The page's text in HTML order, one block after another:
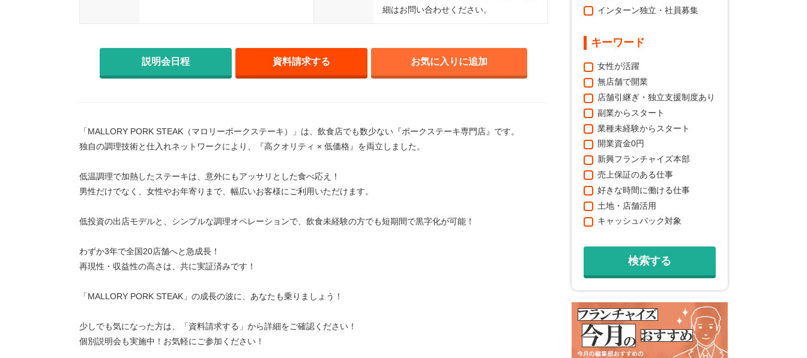
細はお問い合わせください。
説明会日程 資料請求する お気に入りに追加
「MALLORY PORK STEAK（マロリーポークステーキ）」は、飲食店でも数少ない『ポークステーキ専門店』です。
独自の調理技術と仕入れネットワークにより、『高クオリティ × 低価格』を両立しました。
低温調理で加熱したステーキは、意外にもアッサリとした食べ応え！
男性だけでなく、女性やお年寄りまで、幅広いお客様にご利用いただけます。
低投資の出店モデルと、シンプルな調理オペレーションで、飲食未経験の方でも短期間で黒字化が可能！
わずか3年で全国20店舗へと急成長！
再現性・収益性の高さは、共に実証済みです！
「MALLORY PORK STEAK」の成長の波に、あなたも乗りましょう！
少しでも気になった方は、「資料請求する」から詳細をご確認ください！
個別説明会も実施中！お気軽にご参加ください！
インターン独立・社員募集
キーワード
女性が活躍
無店舗で開業
店舗引継ぎ・独立支援制度あり
副業からスタート
業種未経験からスタート
開業資金0円
新興フランチャイズ本部
売上保証のある仕事
好きな時間に働ける仕事
土地・店舗活用
キャッシュバック対象